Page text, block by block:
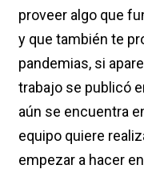
proveer algo que
y que también te
pandemias, si
trabajo se publicó
aún se encuentra
equipo quiere
empezar a hacer